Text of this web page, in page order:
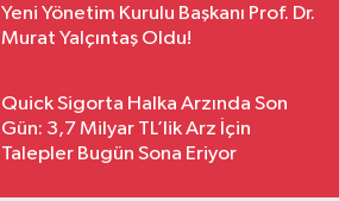
Yeni Yönetim Kurulu Başkanı Prof. Dr.
Murat Yalçıntaş Oldu!
Quick Sigorta Halka Arzında Son
Gün: 3,7 Milyar TL’lik Arz İçin
Talepler Bugün Sona Eriyor